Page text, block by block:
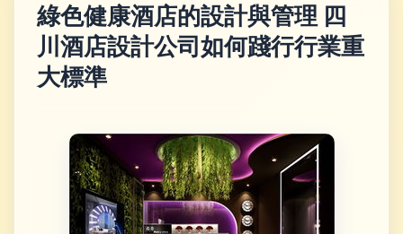
綠色健康酒店的設計與管理 四
川酒店設計公司如何踐行行業重
大標準